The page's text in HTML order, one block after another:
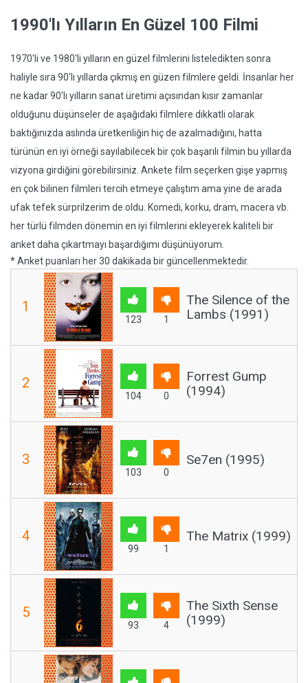
1990'lı Yılların En Güzel 100 Filmi
1970'li ve 1980'li yılların en güzel filmlerini listeledikten sonra
haliyle sıra 90'lı yıllarda çıkmış en güzen filmlere geldi. İnsanlar her
ne kadar 90'lı yılların sanat üretimi açısından kısır zamanlar
olduğunu düşünseler de aşağıdaki filmlere dikkatli olarak
baktığınızda aslında üretkenliğin hiç de azalmadığını, hatta
türünün en iyi örneği sayılabilecek bir çok başarılı filmin bu yıllarda
vizyona girdiğini görebilirsiniz. Ankete film seçerken gişe yapmış
en çok bilinen filmleri tercih etmeye çalıştım ama yine de arada
ufak tefek sürprilzerim de oldu. Komedi, korku, dram, macera vb.
her türlü filmden dönemin en iyi filmlerini ekleyerek kaliteli bir
anket daha çıkartmayı başardığımı düşünüyorum.
* Anket puanları her 30 dakikada bir güncellenmektedir.
1
123 1
The Silence of the
Lambs (1991)
2
104 0
Forrest Gump
(1994)
3
103 0
Se7en (1995)
4
99 1
The Matrix (1999)
5
93 4
The Sixth Sense
(1999)